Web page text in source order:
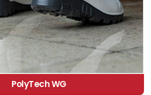
PolyTech WG